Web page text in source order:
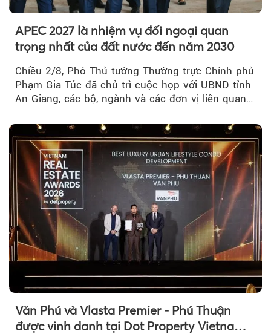
APEC 2027 là nhiệm vụ đối ngoại quan
trọng nhất của đất nước đến năm 2030
Chiều 2/8, Phó Thủ tướng Thường trực Chính phủ
Phạm Gia Túc đã chủ trì cuộc họp với UBND tỉnh
An Giang, các bộ, ngành và các đơn vị liên quan
Văn Phú và Vlasta Premier - Phú Thuận
được vinh danh tại Dot Property Vietnam